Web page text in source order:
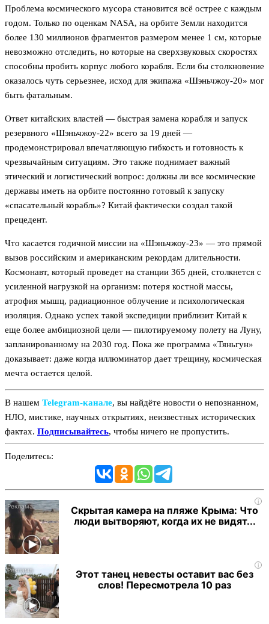
Проблема космического мусора становится всё острее с каждым
годом. Только по оценкам NASA, на орбите Земли находится
более 130 миллионов фрагментов размером менее 1 см, которые
невозможно отследить, но которые на сверхзвуковых скоростях
способны пробить корпус любого корабля. Если бы столкновение
оказалось чуть серьезнее, исход для экипажа «Шэньчжоу-20» мог
быть фатальным.
Ответ китайских властей — быстрая замена корабля и запуск
резервного «Шэньчжоу-22» всего за 19 дней —
продемонстрировал впечатляющую гибкость и готовность к
чрезвычайным ситуациям. Это также поднимает важный
этический и логистический вопрос: должны ли все космические
державы иметь на орбите постоянно готовый к запуску
«спасательный корабль»? Китай фактически создал такой
прецедент.
Что касается годичной миссии на «Шэньчжоу-23» — это прямой
вызов российским и американским рекордам длительности.
Космонавт, который проведет на станции 365 дней, столкнется с
усиленной нагрузкой на организм: потеря костной массы,
атрофия мышц, радиационное облучение и психологическая
изоляция. Однако успех такой экспедиции приблизит Китай к
еще более амбициозной цели — пилотируемому полету на Луну,
запланированному на 2030 год. Пока же программа «Тяньгун»
доказывает: даже когда иллюминатор дает трещину, космическая
мечта остается целой.
В нашем Telegram‑канале, вы найдёте новости о непознанном,
НЛО, мистике, научных открытиях, неизвестных исторических
фактах. Подписывайтесь, чтобы ничего не пропустить.
Поделитесь:
i
Скрытая камера на пляже Крыма: Что
люди вытворяют, когда их не видят...
i
Этот танец невесты оставит вас без
слов! Пересмотрела 10 раз